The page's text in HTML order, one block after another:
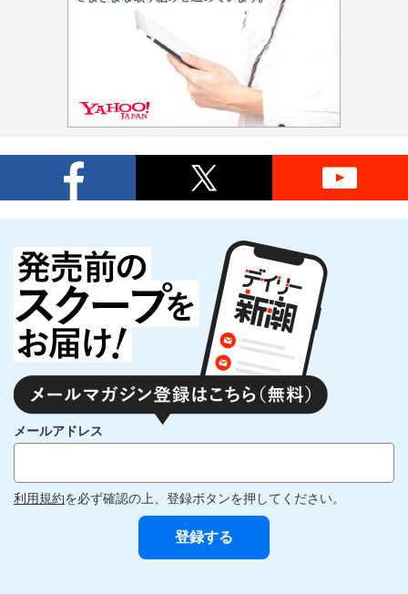
メールアドレス
利用規約を必ず確認の上、登録ボタンを押してください。